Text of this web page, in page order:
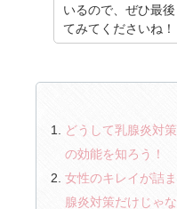
いるので、ぜひ最
てみてくださいね！
どうして乳腺炎対
の効能を知ろう！
女性のキレイが詰
腺炎対策だけじゃな